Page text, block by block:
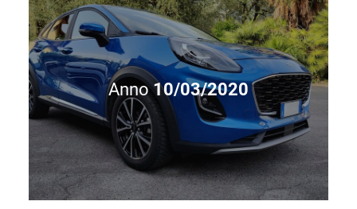
Anno10/03/2020